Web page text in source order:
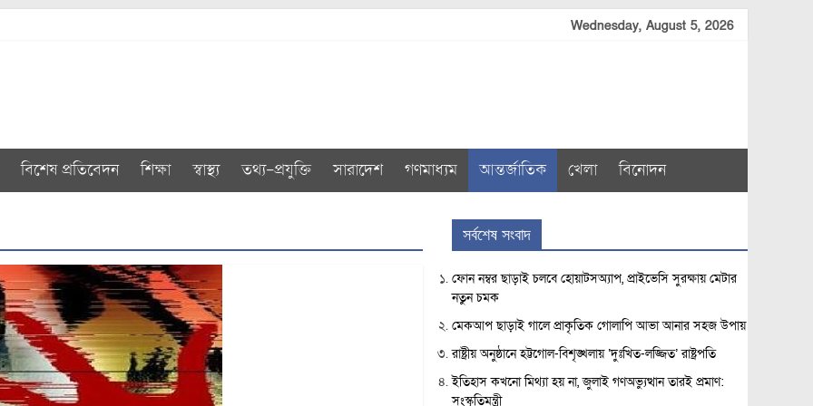
Wednesday, August 5, 2026
বিশেষ প্রতিবেদন শিক্ষা স্বাস্থ্য তথ্য-প্রযুক্তি সারাদেশ গণমাধ্যম আন্তর্জাতিক খেলা বিনোদন
সর্বশেষ সংবাদ
ফোন নম্বর ছাড়াই চলবে হোয়াটসঅ্যাপ, প্রাইভেসি সুরক্ষায় মেটার
নতুন চমক
মেকআপ ছাড়াই গালে প্রাকৃতিক গোলাপি আভা আনার সহজ উপায়
রাষ্ট্রীয় অনুষ্ঠানে হট্টগোল-বিশৃঙ্খলায় ‘দুঃখিত-লজ্জিত’ রাষ্ট্রপতি
ইতিহাস কখনো মিথ্যা হয় না, জুলাই গণঅভ্যুত্থান তারই প্রমাণ:
সংস্কৃতিমন্ত্রী